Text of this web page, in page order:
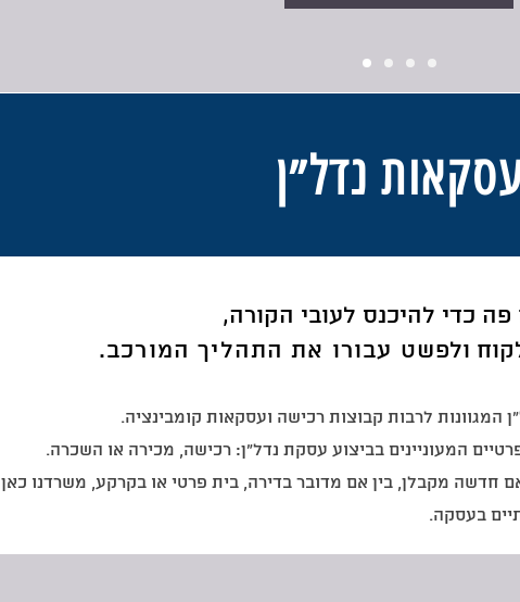
נדל״ן
פה כדי להיכנס לעובי הקורה,
ולפשט עבורו את התהליך המורכב.
לרבות קבוצות רכישה ועסקאות קומבינציה.
המעוניינים בביצוע עסקת נדל"ן: רכישה, מכירה או השכרה.
אם חדשה מקבלן, בין אם מדובר בדירה, בית פרטי או בקרקע, משרדנו כאן
בעסקה.